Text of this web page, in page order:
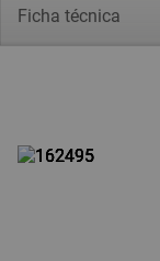
Ficha técnica